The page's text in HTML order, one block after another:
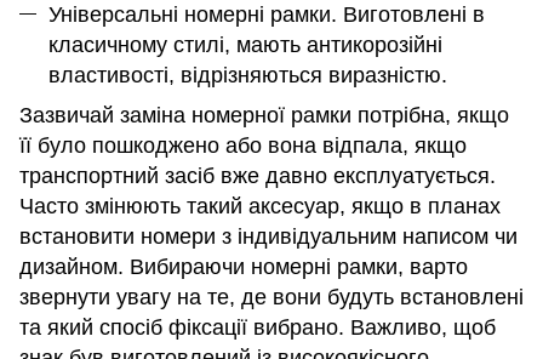
Універсальні номерні рамки. Виготовлені в
класичному стилі, мають антикорозійні
властивості, відрізняються виразністю.
Зазвичай заміна номерної рамки потрібна, якщо
її було пошкоджено або вона відпала, якщо
транспортний засіб вже давно експлуатується.
Часто змінюють такий аксесуар, якщо в планах
встановити номери з індивідуальним написом чи
дизайном. Вибираючи номерні рамки, варто
звернути увагу на те, де вони будуть встановлені
та який спосіб фіксації вибрано. Важливо, щоб